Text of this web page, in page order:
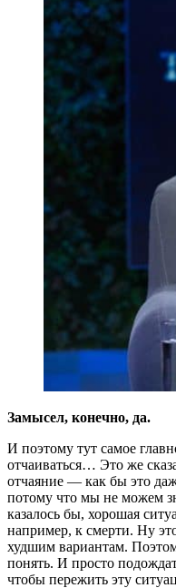
Замысел, конечно, да.
И поэтому тут самое
отчаиваться… Это же
отчаяние — как бы это
потому что мы не можем
казалось бы, хорошая
например, к смерти. Ну
худшим вариантам.
понять. И просто
чтобы пережить эту